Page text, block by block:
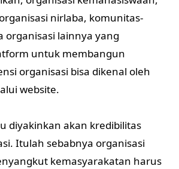
nirlaba, komunitas-
organisasi lainnya yang
untuk membangun
organisasi bisa dikenal oleh
website.
diyakinkan akan kredibilitas
Itulah sebabnya organisasi
kemasyarakatan harus